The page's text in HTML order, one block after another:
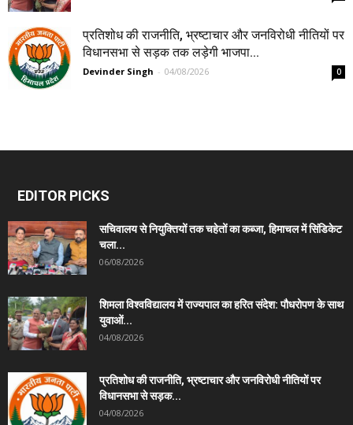
प्रतिशोध की राजनीति, भ्रष्टाचार और जनविरोधी नीतियों पर
विधानसभा से सड़क तक लड़ेगी भाजपा...
Devinder Singh - 04/08/2026 0
EDITOR PICKS
सचिवालय से नियुक्तियों तक चहेतों का कब्जा, हिमाचल में सिंडिकेट
चला...
06/08/2026
शिमला विश्वविद्यालय में राज्यपाल का हरित संदेश: पौधरोपण के साथ
युवाओं...
04/08/2026
प्रतिशोध की राजनीति, भ्रष्टाचार और जनविरोधी नीतियों पर
विधानसभा से सड़क...
04/08/2026